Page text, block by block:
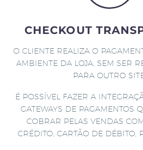
CHECKOUT
O CLIENTE REALIZA O
AMBIENTE DA LOJA, SEM SER
PARA OUTRO
É POSSÍVEL FAZER A
GATEWAYS DE PAGAMENTOS
COBRAR PELAS VENDAS
CRÉDITO, CARTÃO DE DÉBITO,